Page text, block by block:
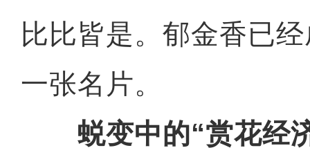
比比皆是。郁金香已
一张名片。
蜕变中的“赏花经